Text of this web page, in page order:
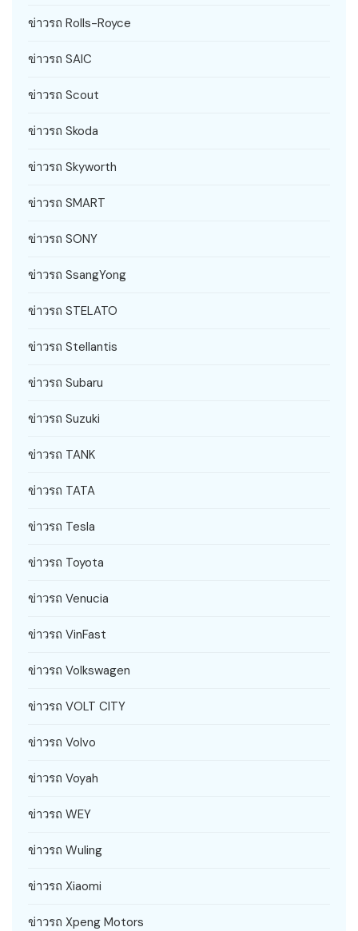
ข่าวรถ Rolls-Royce
ข่าวรถ SAIC
ข่าวรถ Scout
ข่าวรถ Skoda
ข่าวรถ Skyworth
ข่าวรถ SMART
ข่าวรถ SONY
ข่าวรถ SsangYong
ข่าวรถ STELATO
ข่าวรถ Stellantis
ข่าวรถ Subaru
ข่าวรถ Suzuki
ข่าวรถ TANK
ข่าวรถ TATA
ข่าวรถ Tesla
ข่าวรถ Toyota
ข่าวรถ Venucia
ข่าวรถ VinFast
ข่าวรถ Volkswagen
ข่าวรถ VOLT CITY
ข่าวรถ Volvo
ข่าวรถ Voyah
ข่าวรถ WEY
ข่าวรถ Wuling
ข่าวรถ Xiaomi
ข่าวรถ Xpeng Motors